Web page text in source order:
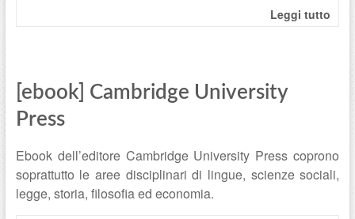
Leggi tutto
[ebook] Cambridge University
Press
Ebook dell’editore Cambridge University Press coprono
soprattutto le aree disciplinari di lingue, scienze sociali,
legge, storia, filosofia ed economia.